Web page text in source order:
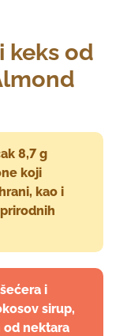
keks od
8,7 g
koji
kao i
i
sirup,
od nektara